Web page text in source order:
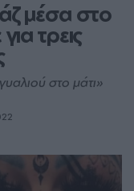
μέσα στο
τρεις
στο μάτι»